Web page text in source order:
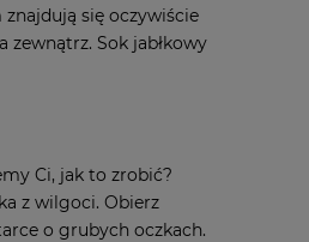
się oczywiście
Sok jabłkowy
Ci, jak to zrobić?
z wilgoci. Obierz
o grubych oczkach.